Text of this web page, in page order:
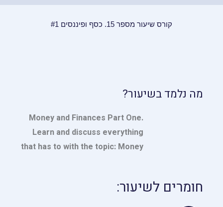
קורס שיעור מספר 15. כסף ופיננסים #1
מה נלמד בשיעור?
Money and Finances Part One.
Learn and discuss everything
that has to with the topic: Money
חומרים לשיעור: